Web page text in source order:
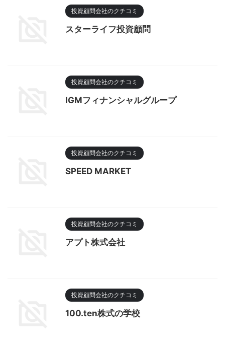
投資顧問会社のクチコミ
スターライフ投資顧問
投資顧問会社のクチコミ
IGMフィナンシャルグループ
投資顧問会社のクチコミ
SPEED MARKET
投資顧問会社のクチコミ
アプト株式会社
投資顧問会社のクチコミ
100.ten株式の学校